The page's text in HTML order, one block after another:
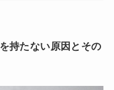
持たない原因とその